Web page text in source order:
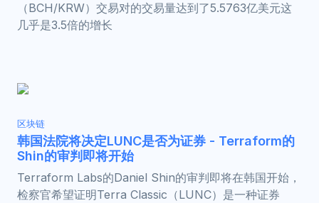
（BCH/KRW）交易对的交易量达到了5.5763亿美元这
几乎是3.5倍的增长
区块链
韩国法院将决定LUNC是否为证券 - Terraform的
Shin的审判即将开始
Terraform Labs的Daniel Shin的审判即将在韩国开始，
检察官希望证明Terra Classic（LUNC）是一种证券